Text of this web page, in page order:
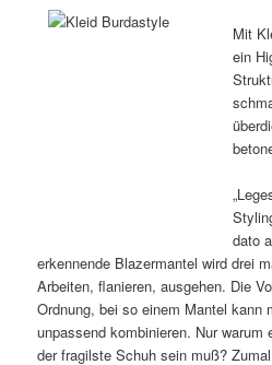
Mit
ein
dato
erkennende Blazermantel wird drei
Arbeiten, flanieren, ausgehen. Die
Ordnung, bei so einem Mantel kann
unpassend kombinieren. Nur warum
der fragilste Schuh sein muß?